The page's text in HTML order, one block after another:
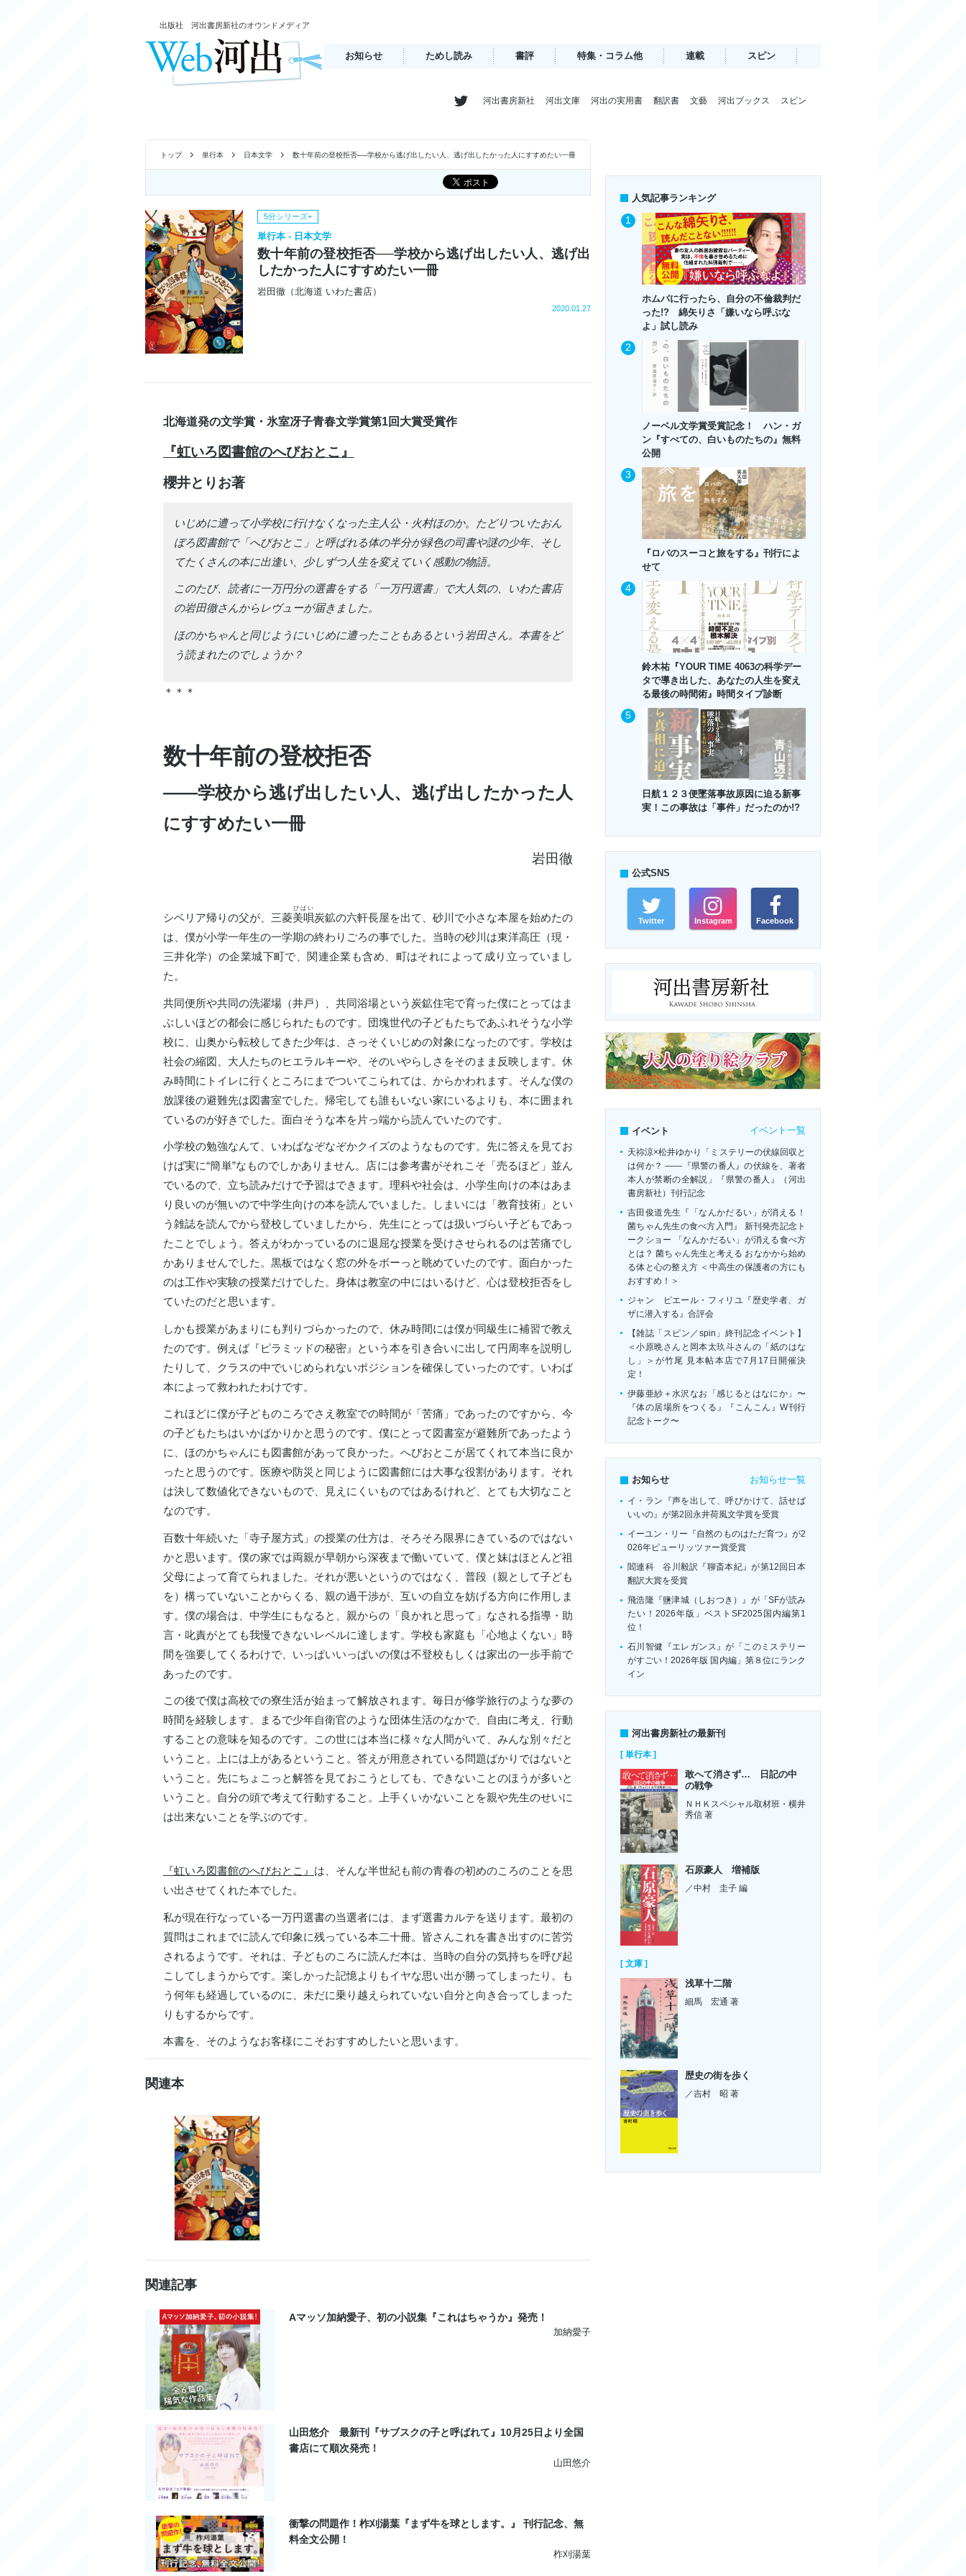
出版社 河出書房新社のオウンドメディア
お知らせ ためし読み 書評 特集・コラム他 連載 スピン
河出書房新社 河出文庫 河出の実用書 翻訳書 文藝 河出ブックス スピン
トップ 単行本 日本文学 数十年前の登校拒否──学校から逃げ出したい人、逃げ出したかった人にすすめたい一冊
5分シリーズ+
単行本 - 日本文学
数十年前の登校拒否──学校から逃げ出したい人、逃げ出
したかった人にすすめたい一冊
岩田徹（北海道 いわた書店）
2020.01.27
北海道発の文学賞・氷室冴子青春文学賞第1回大賞受賞作
『虹いろ図書館のへびおとこ』
櫻井とりお著
いじめに遭って小学校に行けなくなった主人公・火村ほのか。たどりついたおん
ぼろ図書館で「へびおとこ」と呼ばれる体の半分が緑色の司書や謎の少年、そし
てたくさんの本に出逢い、少しずつ人生を変えていく感動の物語。
このたび、読者に一万円分の選書をする「一万円選書」で大人気の、いわた書店
の岩田徹さんからレヴューが届きました。
ほのかちゃんと同じようにいじめに遭ったこともあるという岩田さん。本書をど
う読まれたのでしょうか？
＊＊＊
数十年前の登校拒否
――学校から逃げ出したい人、逃げ出したかった人
にすすめたい一冊
岩田徹
シベリア帰りの父が、三菱美唄
びばい
炭鉱の六軒長屋を出て、砂川で小さな本屋を始めたの
は、僕が小学一年生の一学期の終わりごろの事でした。当時の砂川は東洋高圧（現・
三井化学）の企業城下町で、関連企業も含め、町はそれによって成り立っていまし
た。
共同便所や共同の洗濯場（井戸）、共同浴場という炭鉱住宅で育った僕にとってはま
ぶしいほどの都会に感じられたものです。団塊世代の子どもたちであふれそうな小学
校に、山奥から転校してきた少年は、さっそくいじめの対象になったのです。学校は
社会の縮図、大人たちのヒエラルキーや、そのいやらしさをそのまま反映します。休
み時間にトイレに行くところにまでついてこられては、からかわれます。そんな僕の
放課後の避難先は図書室でした。帰宅しても誰もいない家にいるよりも、本に囲まれ
ているのが好きでした。面白そうな本を片っ端から読んでいたのです。
小学校の勉強なんて、いわばなぞなぞかクイズのようなものです。先に答えを見てお
けば実に“簡単”なものでしかありません。店には参考書がそれこそ「売るほど」並ん
でいるので、立ち読みだけで予習はできます。理科や社会は、小学生向けの本はあま
り良いのが無いので中学生向けの本を読んでいました。しまいには「教育技術」とい
う雑誌を読んでから登校していましたから、先生にとっては扱いづらい子どもであっ
たことでしょう。答えがわかっているのに退屈な授業を受けさせられるのは苦痛でし
かありませんでした。黒板ではなく窓の外をボーっと眺めていたのです。面白かった
のは工作や実験の授業だけでした。身体は教室の中にはいるけど、心は登校拒否をし
ていたのだと思います。
しかも授業があまりにも判りづらかったので、休み時間には僕が同級生に補習で教え
たのです。例えば『ピラミッドの秘密』という本を引き合いに出して円周率を説明し
たりして、クラスの中でいじめられないポジションを確保していったのです。いわば
本によって救われたわけです。
これほどに僕が子どものころでさえ教室での時間が「苦痛」であったのですから、今
の子どもたちはいかばかりかと思うのです。僕にとって図書室が避難所であったよう
に、ほのかちゃんにも図書館があって良かった。へびおとこが居てくれて本当に良か
ったと思うのです。医療や防災と同じように図書館には大事な役割があります。それ
は決して数値化できないもので、見えにくいものではあるけれど、とても大切なこと
なのです。
百数十年続いた「寺子屋方式」の授業の仕方は、そろそろ限界にきているのではない
かと思います。僕の家では両親が早朝から深夜まで働いていて、僕と妹はほとんど祖
父母によって育てられました。それが悪いというのではなく、普段（親として子ども
を）構っていないことからくる、親の過干渉が、互いの自立を妨げる方向に作用しま
す。僕の場合は、中学生にもなると、親からの「良かれと思って」なされる指導・助
言・叱責がとても我慢できないレベルに達します。学校も家庭も「心地よくない」時
間を強要してくるわけで、いっぱいいっぱいの僕は不登校もしくは家出の一歩手前で
あったのです。
この後で僕は高校での寮生活が始まって解放されます。毎日が修学旅行のような夢の
時間を経験します。まるで少年自衛官のような団体生活のなかで、自由に考え、行動
することの意味を知るのです。この世には本当に様々な人間がいて、みんな別々だと
いうこと。上には上があるということ。答えが用意されている問題ばかりではないと
いうこと。先にちょこっと解答を見ておこうとしても、できないことのほうが多いと
いうこと。自分の頭で考えて行動すること。上手くいかないことを親や先生のせいに
は出来ないことを学ぶのです。
『虹いろ図書館のへびおとこ』 は、そんな半世紀も前の青春の初めのころのことを思
い出させてくれた本でした。
私が現在行なっている一万円選書の当選者には、まず選書カルテを送ります。最初の
質問はこれまでに読んで印象に残っている本二十冊。皆さんこれを書き出すのに苦労
されるようです。それは、子どものころに読んだ本は、当時の自分の気持ちを呼び起
こしてしまうからです。楽しかった記憶よりもイヤな思い出が勝ってしまったり。も
う何年も経過しているのに、未だに乗り越えられていない自分と向き合ってしまった
りもするからです。
本書を、そのようなお客様にこそおすすめしたいと思います。
関連本
関連記事
Aマッソ加納愛子、初の小説集『これはちゃうか』発売！
加納愛子
山田悠介 最新刊『サブスクの子と呼ばれて』10月25日より全国
書店にて順次発売！
山田悠介
衝撃の問題作！柞刈湯葉『まず牛を球とします。』 刊行記念、無
料全文公開！
柞刈湯葉
人気記事ランキング
ホムパに行ったら、自分の不倫裁判だ
った!? 綿矢りさ「嫌いなら呼ぶな
よ」試し読み
ノーベル文学賞受賞記念！ ハン・ガ
ン『すべての、白いものたちの』無料
公開
『ロバのスーコと旅をする』刊行によ
せて
鈴木祐『YOUR TIME 4063の科学デー
タで導き出した、あなたの人生を変え
る最後の時間術』時間タイプ診断
日航１２３便墜落事故原因に迫る新事
実！この事故は「事件」だったのか!?
公式SNS
Twitter Instagram Facebook
イベント イベント一覧
天祢涼×松井ゆかり「ミステリーの伏線回収と
は何か？ ――『県警の番人』の伏線を、著者
本人が禁断の全解説」『県警の番人』（河出
書房新社）刊行記念
吉田俊道先生『「なんかだるい」が消える！
菌ちゃん先生の食べ方入門』 新刊発売記念ト
ークショー 「なんかだるい」が消える食べ方
とは？ 菌ちゃん先生と考える おなかから始め
る体と心の整え方 ＜中高生の保護者の方にも
おすすめ！＞
ジャン゠ピエール・フィリユ『歴史学者、ガ
ザに潜入する』合評会
【雑誌「スピン／spin」終刊記念イベント】
＜小原晩さんと岡本太玖斗さんの「紙のはな
し」＞が竹尾 見本帖本店で7月17日開催決
定！
伊藤亜紗＋水沢なお「感じるとはなにか」〜
『体の居場所をつくる』『こんこん』W刊行
記念トーク〜
お知らせ お知らせ一覧
イ・ラン『声を出して、呼びかけて、話せば
いいの』が第2回永井荷風文学賞を受賞
イーユン・リー『自然のものはただ育つ』が2
026年ピューリッツァー賞受賞
閻連科 谷川毅訳『聊斎本紀』が第12回日本
翻訳大賞を受賞
飛浩隆『鹽津城（しおつき）』が「SFが読み
たい！2026年版」ベストSF2025国内編第1
位！
石川智健『エレガンス』が「このミステリー
がすごい！2026年版 国内編」第８位にランク
イン
河出書房新社の最新刊
[ 単行本 ]
敢へて消さず… 日記の中
の戦争
ＮＨＫスペシャル取材班・横井
秀信 著
石原豪人 増補版
／中村 圭子 編
[ 文庫 ]
浅草十二階
細馬 宏通 著
歴史の街を歩く
／吉村 昭 著